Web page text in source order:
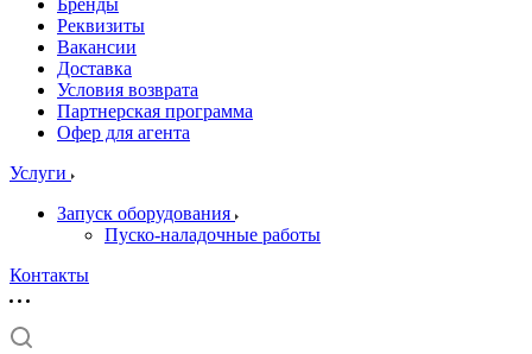
Бренды
Реквизиты
Вакансии
Доставка
Условия возврата
Партнерская программа
Офер для агента
Услуги
Запуск оборудования
Пуско-наладочные работы
Контакты